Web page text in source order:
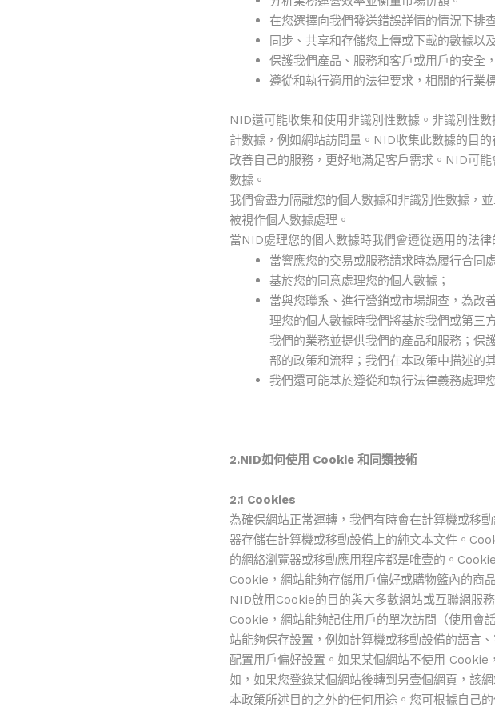
在您選擇向我們發送錯誤詳情的情況下排
同步、共享和存儲您上傳或下載的數據以
保護我們產品、服務和客戶或用戶的安全
遵從和執行適用的法律要求，相關的行業
NID還可能收集和使用非識別性數據。非識別性
計數據，例如網站訪問量。NID收集此數據的目
改善自己的服務，更好地滿足客戶需求。NID可
數據。
我們會盡力隔離您的個人數據和非識別性數據，
被視作個人數據處理。
當NID處理您的個人數據時我們會遵從適用的法
當響應您的交易或服務請求時為履行合同
基於您的同意處理您的個人數據；
當與您聯系、進行營銷或市場調查，為改
理您的個人數據時我們將基於我們或第三
我們的業務並提供我們的產品和服務；保
部的政策和流程；我們在本政策中描述的
我們還可能基於遵從和執行法律義務處理
2.NID如何使用 Cookie 和同類技術
2.1 Cookies
為確保網站正常運轉，我們有時會在計算機或移
器存儲在計算機或移動設備上的純文本文件。
的網絡瀏覽器或移動應用程序都是唯壹的。
Cookie，網站能夠存儲用戶偏好或購物籃內的商
NID啟用Cookie的目的與大多數網站或互聯網服
Cookie，網站能夠記住用戶的單次訪問（使用會
站能夠保存設置，例如計算機或移動設備的語言
配置用戶偏好設置。如果某個網站不使用 Cookie
如，如果您登錄某個網站後轉到另壹個網頁，該
本政策所述目的之外的任何用途。您可根據自己